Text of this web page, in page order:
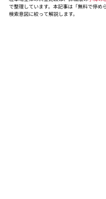
で整理しています。本記事は「無料で停め
検索意図に絞って解説します。